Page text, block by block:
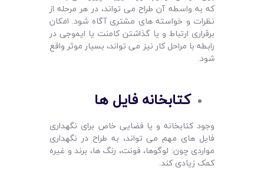
که به واسطه آن طراح می ‌تواند، در هر مرحله از
نظرات و خواسته های مشتری آگاه شود. امکان
برقراری ارتباط و یا گذاشتن کامنت یا ایموجی در
رابطه با مراحل کار نیز می ‌تواند، بسیار موثر واقع
شود.
کتابخانه فایل ها
وجود کتابخانه و یا فضایی خاص برای نگهداری
فایل‌ های مهم می‌ تواند، به طراح در نگهداری
مواردی چون: لوگوها، فونت، رنگ ها، برند و غیره
کمک زیادی کند.